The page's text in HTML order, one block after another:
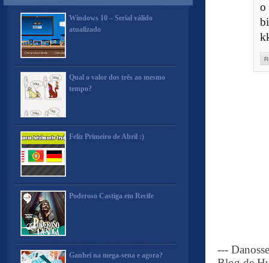
o
---
Windows 10 – Serial válido
atualizado
Qual o valor dos três ao mesmo
tempo?
Feliz Primeiro de Abril :)
Poderoso Castiga em Recife
Ganhei na mega-sena e agora?